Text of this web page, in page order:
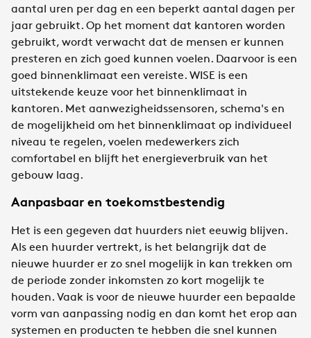
aantal uren per dag en een beperkt aantal dagen per
jaar gebruikt. Op het moment dat kantoren worden
gebruikt, wordt verwacht dat de mensen er kunnen
presteren en zich goed kunnen voelen. Daarvoor is een
goed binnenklimaat een vereiste. WISE is een
uitstekende keuze voor het binnenklimaat in
kantoren. Met aanwezigheidssensoren, schema's en
de mogelijkheid om het binnenklimaat op individueel
niveau te regelen, voelen medewerkers zich
comfortabel en blijft het energieverbruik van het
gebouw laag.​
​Aanpasbaar en toekomstbestendig​
Het is een gegeven dat huurders niet eeuwig blijven.
Als een huurder vertrekt, is het belangrijk dat de
nieuwe huurder er zo snel mogelijk in kan trekken om
de periode zonder inkomsten zo kort mogelijk te
houden. Vaak is voor de nieuwe huurder een bepaalde
vorm van aanpassing nodig en dan komt het erop aan
systemen en producten te hebben die snel kunnen